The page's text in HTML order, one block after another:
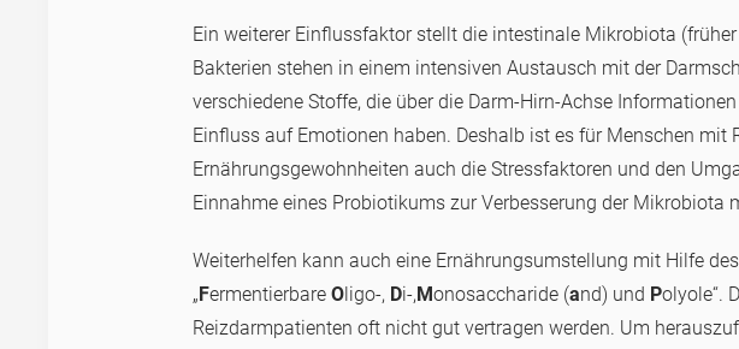
Ein weiterer Einflussfaktor stellt die intestinale Mikrobiota
Bakterien stehen in einem intensiven Austausch mit der
verschiedene Stoffe, die über die Darm-Hirn-Achse
Einfluss auf Emotionen haben. Deshalb ist es für Menschen mit
Ernährungsgewohnheiten auch die Stressfaktoren und den
Einnahme eines Probiotikums zur Verbesserung der Mikrobiota
Weiterhelfen kann auch eine Ernährungsumstellung mit Hilfe des
„Fermentierbare Oligo-, Di-,Monosaccharide (and) und Polyole“.
Reizdarmpatienten oft nicht gut vertragen werden. Um